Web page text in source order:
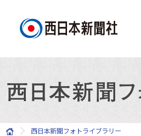
西日本新聞フォトライブラリー